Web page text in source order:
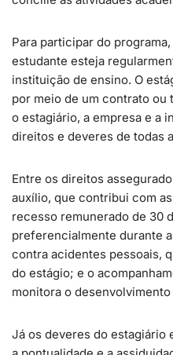
Para participar do
estudante esteja
instituição de ensino. O
por meio de um contrato
o estagiário, a empresa e a
direitos e deveres de todas
Entre os direitos
auxílio, que contribui com
recesso remunerado de 30
preferencialmente durante
contra acidentes pessoais,
do estágio; e o
monitora o desenvolvimento
Já os deveres do estagiário